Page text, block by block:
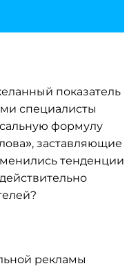
показатель
специалисты
формулу
заставляющие
тенденции
рекламы